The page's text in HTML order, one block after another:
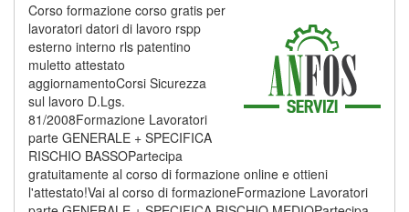
Corso formazione corso gratis per
lavoratori datori di lavoro rspp
esterno interno rls patentino
muletto attestato
aggiornamentoCorsi Sicurezza
sul lavoro D.Lgs.
81/2008Formazione Lavoratori
parte GENERALE + SPECIFICA
RISCHIO BASSOPartecipa
gratuitamente al corso di formazione online e ottieni
l'attestato!Vai al corso di formazioneFormazione Lavoratori